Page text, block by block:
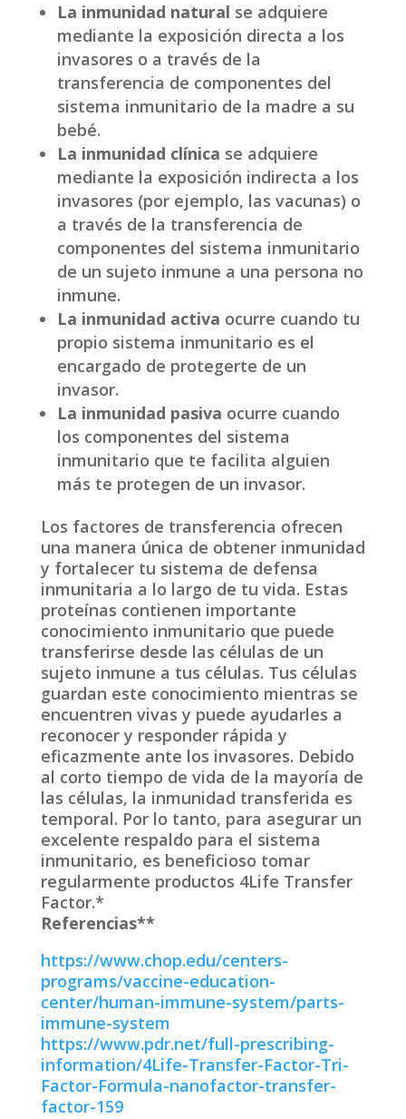
La inmunidad natural se adquiere
mediante la exposición directa a los
invasores o a través de la
transferencia de componentes del
sistema inmunitario de la madre a su
bebé.
La inmunidad clínica se adquiere
mediante la exposición indirecta a los
invasores (por ejemplo, las vacunas) o
a través de la transferencia de
componentes del sistema inmunitario
de un sujeto inmune a una persona no
inmune.
La inmunidad activa ocurre cuando tu
propio sistema inmunitario es el
encargado de protegerte de un
invasor.
La inmunidad pasiva ocurre cuando
los componentes del sistema
inmunitario que te facilita alguien
más te protegen de un invasor.
Los factores de transferencia ofrecen
una manera única de obtener inmunidad
y fortalecer tu sistema de defensa
inmunitaria a lo largo de tu vida. Estas
proteínas contienen importante
conocimiento inmunitario que puede
transferirse desde las células de un
sujeto inmune a tus células. Tus células
guardan este conocimiento mientras se
encuentren vivas y puede ayudarles a
reconocer y responder rápida y
eficazmente ante los invasores. Debido
al corto tiempo de vida de la mayoría de
las células, la inmunidad transferida es
temporal. Por lo tanto, para asegurar un
excelente respaldo para el sistema
inmunitario, es beneficioso tomar
regularmente productos 4Life Transfer
Factor.*
Referencias**
https://www.chop.edu/centers-
programs/vaccine-education-
center/human-immune-system/parts-
immune-system
https://www.pdr.net/full-prescribing-
information/4Life-Transfer-Factor-Tri-
Factor-Formula-nanofactor-transfer-
factor-159